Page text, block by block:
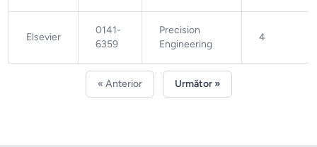
Elsevier
0141-
6359
Precision
Engineering
4
« Anterior Următor »